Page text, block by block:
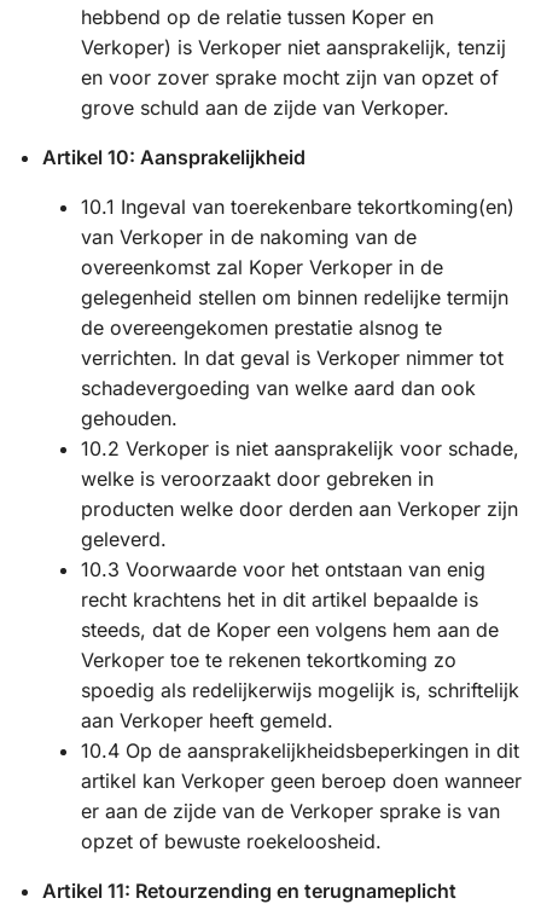
hebbend op de relatie tussen Koper en
Verkoper) is Verkoper niet aansprakelijk, tenzij
en voor zover sprake mocht zijn van opzet of
grove schuld aan de zijde van Verkoper.
Artikel 10: Aansprakelijkheid
10.1 Ingeval van toerekenbare tekortkoming(en)
van Verkoper in de nakoming van de
overeenkomst zal Koper Verkoper in de
gelegenheid stellen om binnen redelijke termijn
de overeengekomen prestatie alsnog te
verrichten. In dat geval is Verkoper nimmer tot
schadevergoeding van welke aard dan ook
gehouden.
10.2 Verkoper is niet aansprakelijk voor schade,
welke is veroorzaakt door gebreken in
producten welke door derden aan Verkoper zijn
geleverd.
10.3 Voorwaarde voor het ontstaan van enig
recht krachtens het in dit artikel bepaalde is
steeds, dat de Koper een volgens hem aan de
Verkoper toe te rekenen tekortkoming zo
spoedig als redelijkerwijs mogelijk is, schriftelijk
aan Verkoper heeft gemeld.
10.4 Op de aansprakelijkheidsbeperkingen in dit
artikel kan Verkoper geen beroep doen wanneer
er aan de zijde van de Verkoper sprake is van
opzet of bewuste roekeloosheid.
Artikel 11: Retourzending en terugnameplicht